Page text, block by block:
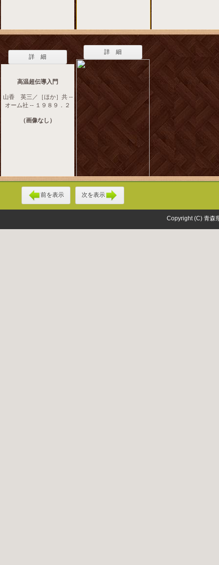
詳 細
高温超伝導入門
山香 英三／［ほか］共 --
オーム社 -- １９８９．２
（画像なし）
詳 細
前を表示 次を表示
Copyright (C) 青森